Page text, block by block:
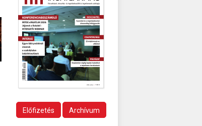
Előfizetés Archívum